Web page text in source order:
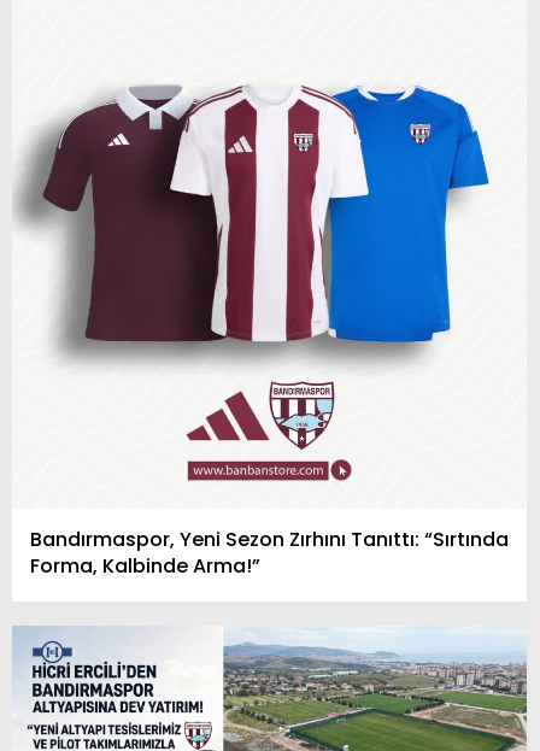
Bandırmaspor, Yeni Sezon Zırhını Tanıttı: “Sırtında
Forma, Kalbinde Arma!”